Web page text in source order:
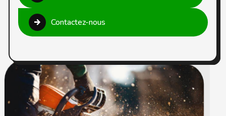
Contactez-nous